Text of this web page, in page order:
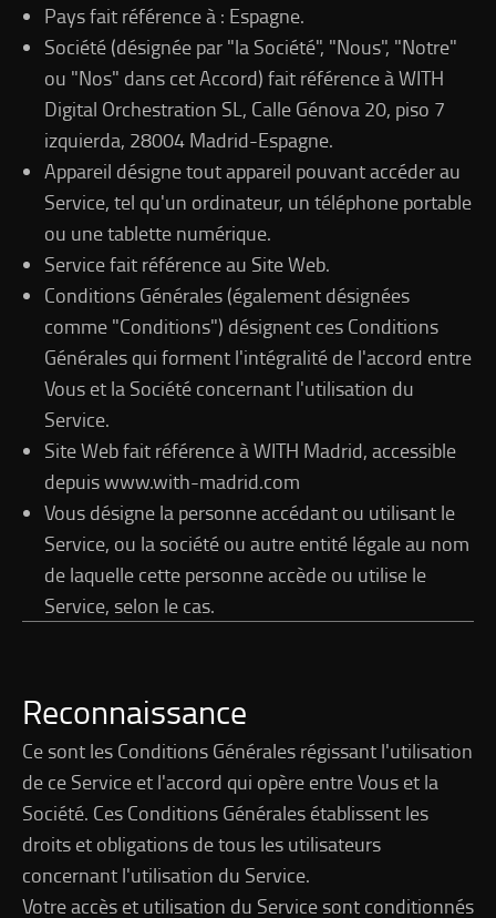
Pays fait référence à : Espagne.
Société (désignée par "la Société", "Nous", "Notre"
ou "Nos" dans cet Accord) fait référence à WITH
Digital Orchestration SL, Calle Génova 20, piso 7
izquierda, 28004 Madrid-Espagne.
Appareil désigne tout appareil pouvant accéder au
Service, tel qu'un ordinateur, un téléphone portable
ou une tablette numérique.
Service fait référence au Site Web.
Conditions Générales (également désignées
comme "Conditions") désignent ces Conditions
Générales qui forment l'intégralité de l'accord entre
Vous et la Société concernant l'utilisation du
Service.
Site Web fait référence à WITH Madrid, accessible
depuis www.with-madrid.com
Vous désigne la personne accédant ou utilisant le
Service, ou la société ou autre entité légale au nom
de laquelle cette personne accède ou utilise le
Service, selon le cas.
Reconnaissance
Ce sont les Conditions Générales régissant l'utilisation
de ce Service et l'accord qui opère entre Vous et la
Société. Ces Conditions Générales établissent les
droits et obligations de tous les utilisateurs
concernant l'utilisation du Service.
Votre accès et utilisation du Service sont conditionnés